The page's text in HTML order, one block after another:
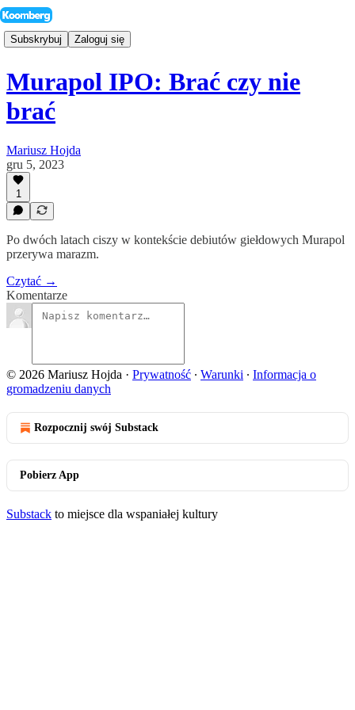
Subskrybuj Zaloguj się
Murapol IPO: Brać czy nie
brać
Mariusz Hojda
gru 5, 2023
1
Po dwóch latach ciszy w kontekście debiutów giełdowych Murapol
przerywa marazm.
Czytać →
Komentarze
© 2026 Mariusz Hojda · Prywatność ∙ Warunki ∙ Informacja o
gromadzeniu danych
Rozpocznij swój Substack
Pobierz App
Substack to miejsce dla wspaniałej kultury